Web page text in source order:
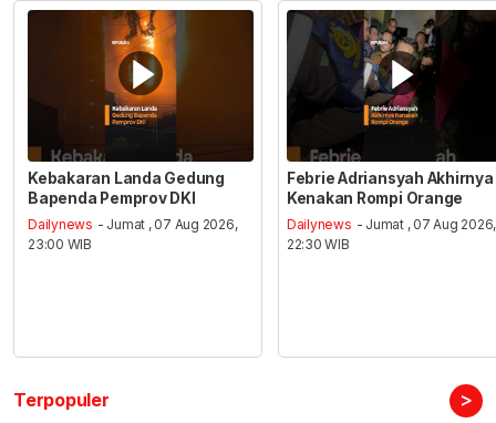
Kebakaran Landa Gedung
Bapenda Pemprov DKI
Dailynews - Jumat , 07 Aug 2026,
23:00 WIB
Febrie Adriansyah Akhirnya
Kenakan Rompi Orange
Dailynews - Jumat , 07 Aug 2026,
22:30 WIB
Terpopuler >